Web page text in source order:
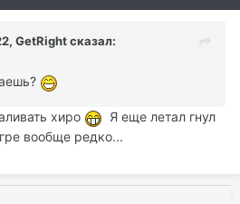
GetRight сказал:
хиро
Я еще летал гнул
вообще редко...